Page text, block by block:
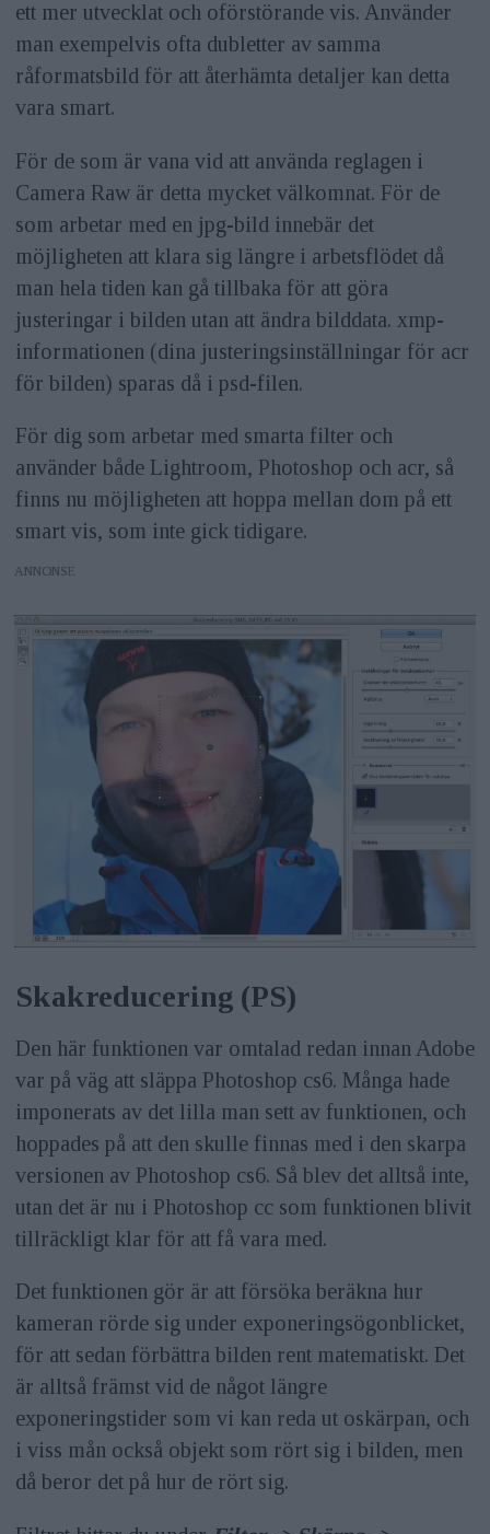
ett mer utvecklat och oförstörande vis. Använder
man exempelvis ofta dubletter av samma
råformatsbild för att återhämta detaljer kan detta
vara smart.
För de som är vana vid att använda reglagen i
Camera Raw är detta mycket välkomnat. För de
som arbetar med en jpg-bild innebär det
möjligheten att klara sig längre i arbetsflödet då
man hela tiden kan gå tillbaka för att göra
justeringar i bilden utan att ändra bilddata. xmp-
informationen (dina justeringsinställningar för acr
för bilden) sparas då i psd-filen.
För dig som arbetar med smarta filter och
använder både Lightroom, Photoshop och acr, så
finns nu möjligheten att hoppa mellan dom på ett
smart vis, som inte gick tidigare.
ANNONS
Skakreducering (PS)
Den här funktionen var omtalad redan innan Adobe
var på väg att släppa Photoshop cs6. Många hade
imponerats av det lilla man sett av funktionen, och
hoppades på att den skulle finnas med i den skarpa
versionen av Photoshop cs6. Så blev det alltså inte,
utan det är nu i Photoshop cc som funktionen blivit
tillräckligt klar för att få vara med.
Det funktionen gör är att försöka beräkna hur
kameran rörde sig under exponeringsögonblicket,
för att sedan förbättra bilden rent matematiskt. Det
är alltså främst vid de något längre
exponeringstider som vi kan reda ut oskärpan, och
i viss mån också objekt som rört sig i bilden, men
då beror det på hur de rört sig.